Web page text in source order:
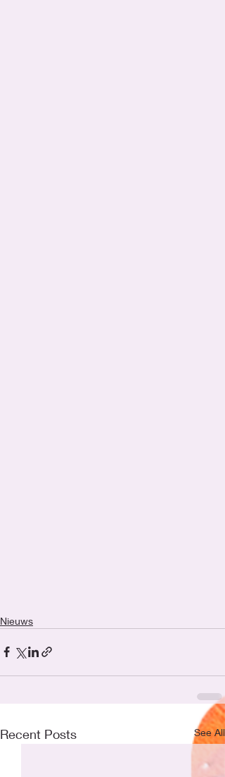
Nieuws
Recent Posts See All